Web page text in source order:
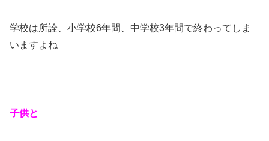
学校は所詮、小学校6年間、中学校3年間で終わってしま
いますよね
子供と